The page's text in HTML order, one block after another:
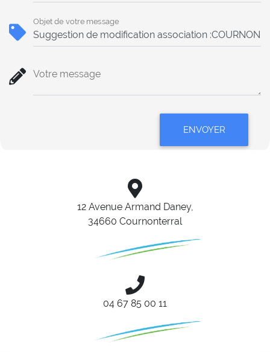
Objet de votre message
Votre message
ENVOYER
12 Avenue Armand Daney,
34660 Cournonterral
04 67 85 00 11